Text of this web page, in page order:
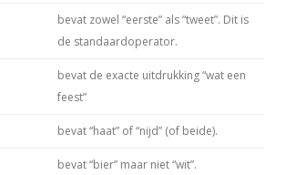
bevat zowel “eerste” als “tweet”. Dit is
de standaardoperator.
bevat de exacte uitdrukking “wat een
feest”
bevat “haat” of “nijd” (of beide).
bevat “bier” maar niet “wit”.